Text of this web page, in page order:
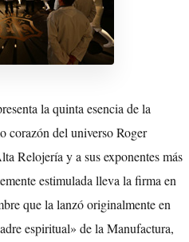
la quinta esencia de la
corazón del universo Roger
Relojería y a sus exponentes más
estimulada lleva la firma en
que la lanzó originalmente en
espiritual» de la Manufactura,